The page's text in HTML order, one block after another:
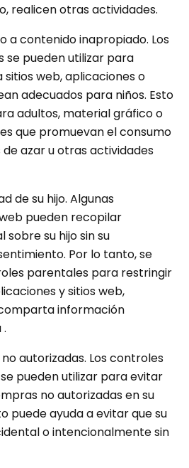
realicen otras actividades.
a contenido inapropiado. Los
pueden utilizar para
web, aplicaciones o
adecuados para niños. Esto
adultos, material gráfico o
que promuevan el consumo
de azar u otras actividades
de su hijo. Algunas
pueden recopilar
su hijo sin su
Por lo tanto, se
parentales para restringir
y sitios web,
información
autorizadas. Los controles
pueden utilizar para evitar
no autorizadas en su
puede ayuda a evitar que su
o intencionalmente sin